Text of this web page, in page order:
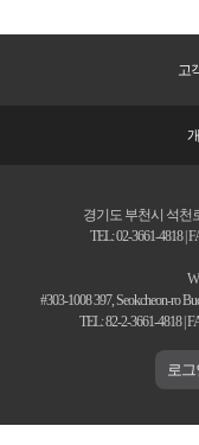
고
경기도 부천시 석천
TEL: 02-3661-4818 |
#303-1008 397, Seokcheon-ro
TEL: 82-2-3661-4818 |
로그